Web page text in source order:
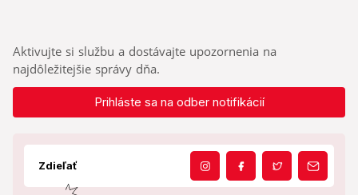
Aktivujte si službu a dostávajte upozornenia na
najdôležitejšie správy dňa.
Prihláste sa na odber notifikácií
Zdieľať